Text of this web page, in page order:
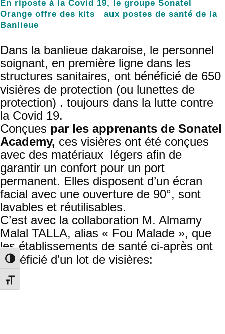
Toggle High Contrast
Toggle Font size
En riposte à la Covid 19, le groupe Sonatel
Orange offre des kits aux postes de santé de la
Banlieue
Dans la banlieue dakaroise, le personnel
soignant, en première ligne dans les
structures sanitaires, ont bénéficié de 650
visières de protection (ou lunettes de
protection) . toujours dans la lutte contre
la Covid 19.
Conçues par les apprenants de Sonatel
Academy, ces visières ont été conçues
avec des matériaux légers afin de
garantir un confort pour un port
permanent. Elles disposent d’un écran
facial avec une ouverture de 90°, sont
lavables et réutilisables.
C’est avec la collaboration M. Almamy
Malal TALLA, alias « Fou Malade », que
les établissements de santé ci-après ont
bénéficié d’un lot de visières:
Guédiawaye